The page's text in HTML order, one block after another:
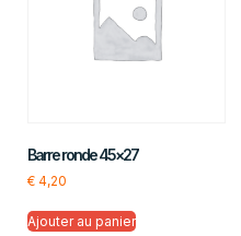
Barre ronde 45×27
€ 4,20
Ajouter au panier